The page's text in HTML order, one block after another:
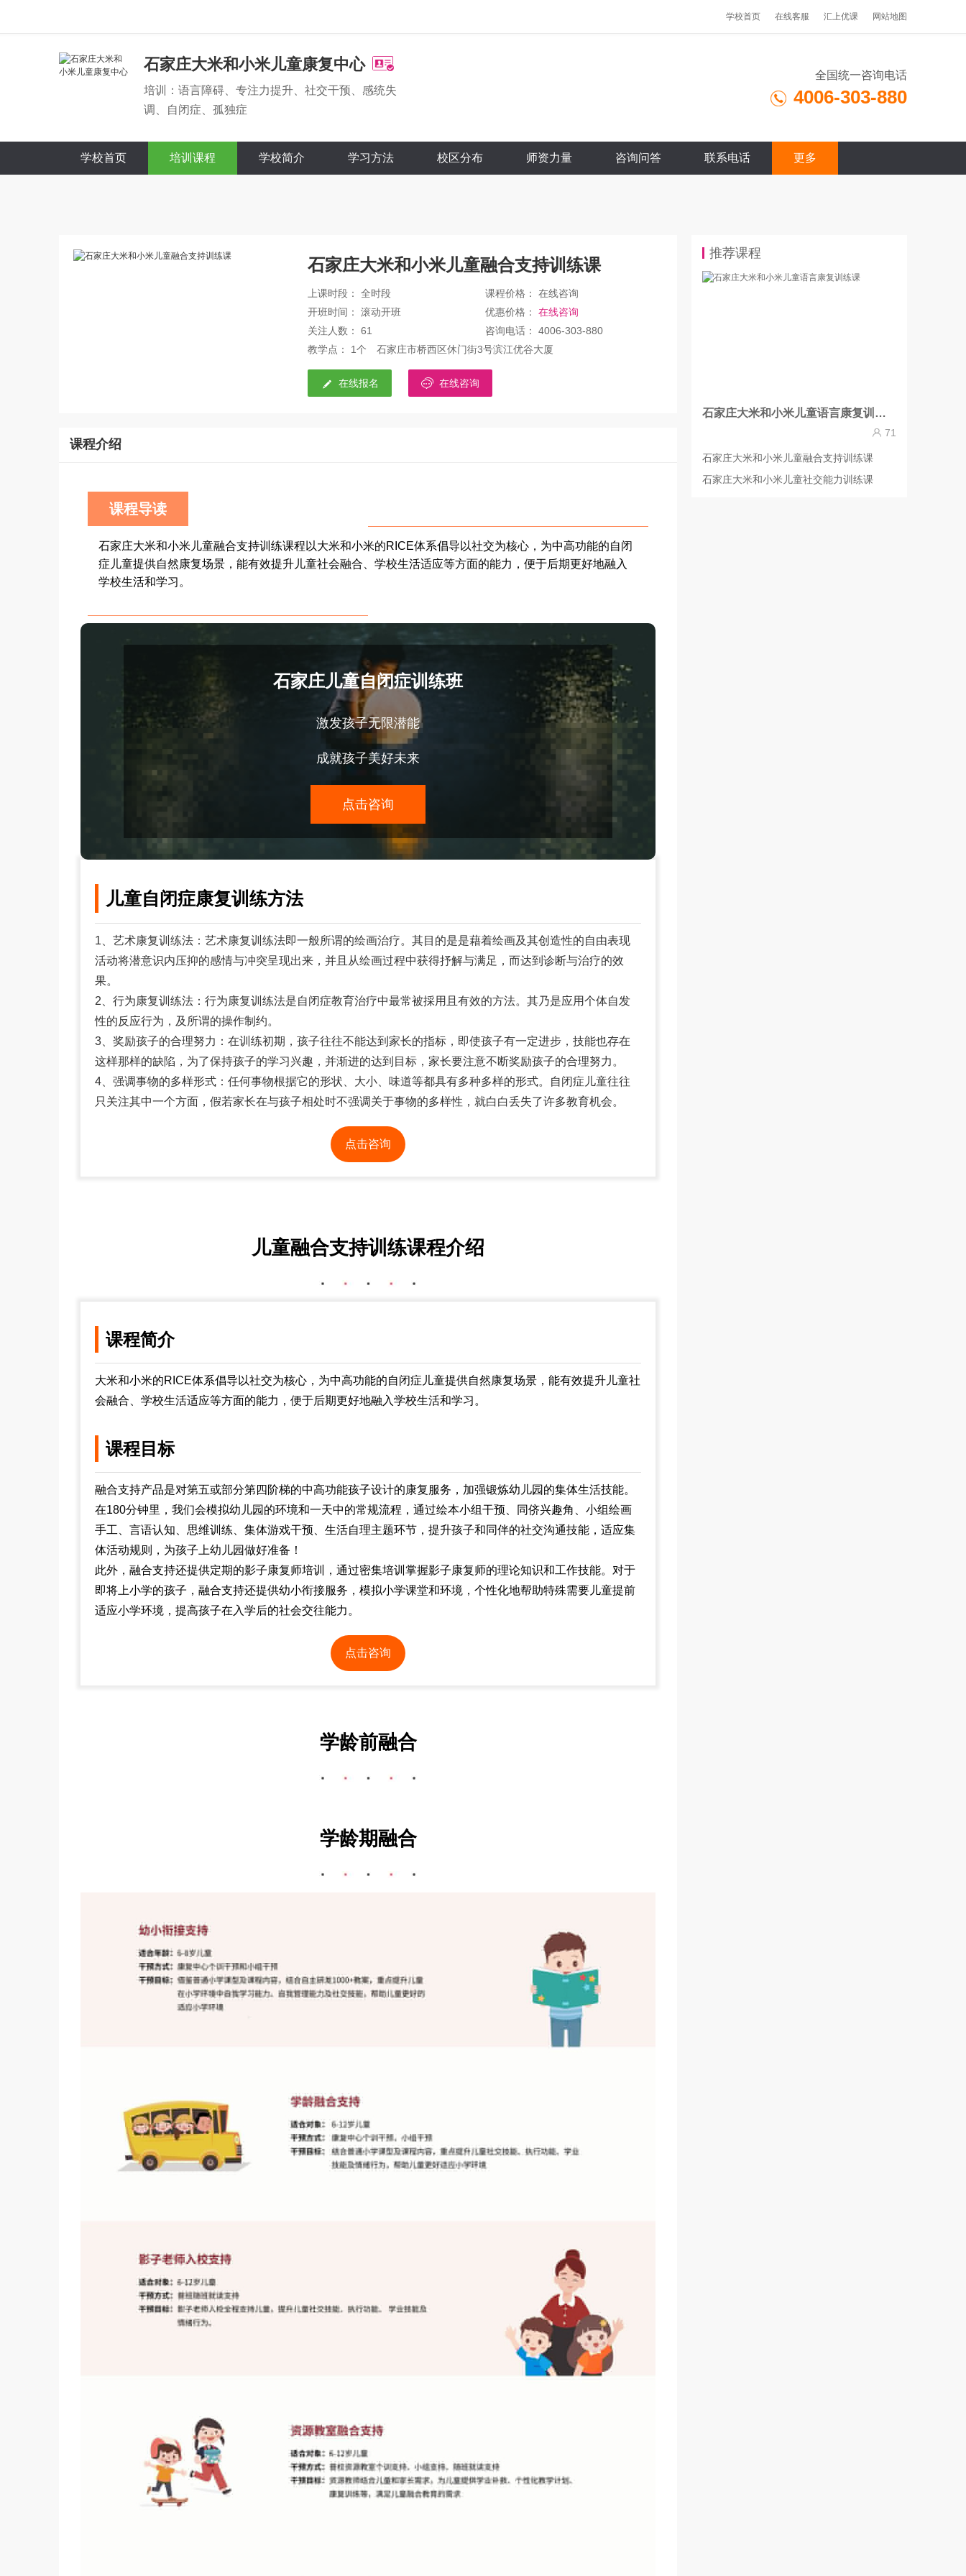
学校首页 在线客服 汇上优课 网站地图
石家庄大米和小米儿童康复中心
培训：语言障碍、专注力提升、社交干预、感统失
调、自闭症、孤独症
全国统一咨询电话
4006-303-880
学校首页 培训课程 学校简介 学习方法 校区分布 师资力量 咨询问答 联系电话 更多
石家庄大米和小米儿童融合支持训练课
上课时段： 全时段 课程价格： 在线咨询
开班时间： 滚动开班
优惠价格： 在线咨询
关注人数： 61
咨询电话： 4006-303-880
教学点： 1个
石家庄市桥西区休门街3号滨江优谷大厦
 在线报名  在线咨询
课程介绍
课程导读
石家庄大米和小米儿童融合支持训练课程以大米和小米的RICE体系倡导以社交为核心，为中高功能的自闭
症儿童提供自然康复场景，能有效提升儿童社会融合、学校生活适应等方面的能力，便于后期更好地融入
学校生活和学习。
石家庄儿童自闭症训练班
激发孩子无限潜能
成就孩子美好未来
点击咨询
儿童自闭症康复训练方法
1、艺术康复训练法：艺术康复训练法即一般所谓的绘画治疗。其目的是是藉着绘画及其创造性的自由表现
活动将潜意识内压抑的感情与冲突呈现出来，并且从绘画过程中获得抒解与满足，而达到诊断与治疗的效
果。
2、行为康复训练法：行为康复训练法是自闭症教育治疗中最常被採用且有效的方法。其乃是应用个体自发
性的反应行为，及所谓的操作制约。
3、奖励孩子的合理努力：在训练初期，孩子往往不能达到家长的指标，即使孩子有一定进步，技能也存在
这样那样的缺陷，为了保持孩子的学习兴趣，并渐进的达到目标，家长要注意不断奖励孩子的合理努力。
4、强调事物的多样形式：任何事物根据它的形状、大小、味道等都具有多种多样的形式。自闭症儿童往往
只关注其中一个方面，假若家长在与孩子相处时不强调关于事物的多样性，就白白丢失了许多教育机会。
点击咨询
儿童融合支持训练课程介绍
课程简介
大米和小米的RICE体系倡导以社交为核心，为中高功能的自闭症儿童提供自然康复场景，能有效提升儿童社
会融合、学校生活适应等方面的能力，便于后期更好地融入学校生活和学习。
课程目标
融合支持产品是对第五或部分第四阶梯的中高功能孩子设计的康复服务，加强锻炼幼儿园的集体生活技能。
在180分钟里，我们会模拟幼儿园的环境和一天中的常规流程，通过绘本小组干预、同侪兴趣角、小组绘画
手工、言语认知、思维训练、集体游戏干预、生活自理主题环节，提升孩子和同伴的社交沟通技能，适应集
体活动规则，为孩子上幼儿园做好准备！
此外，融合支持还提供定期的影子康复师培训，通过密集培训掌握影子康复师的理论知识和工作技能。对于
即将上小学的孩子，融合支持还提供幼小衔接服务，模拟小学课堂和环境，个性化地帮助特殊需要儿童提前
适应小学环境，提高孩子在入学后的社会交往能力。
点击咨询
学龄前融合
学龄期融合
推荐课程
石家庄大米和小米儿童语言康复训练课
71
石家庄大米和小米儿童融合支持训练课
石家庄大米和小米儿童社交能力训练课